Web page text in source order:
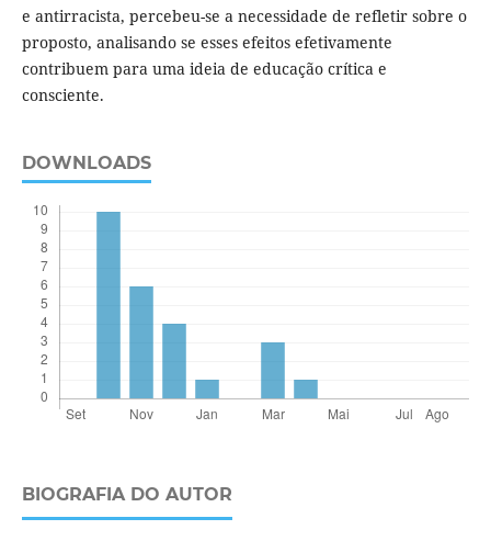
e antirracista, percebeu-se a necessidade de refletir sobre o
proposto, analisando se esses efeitos efetivamente
contribuem para uma ideia de educação crítica e
consciente.
DOWNLOADS
BIOGRAFIA DO AUTOR